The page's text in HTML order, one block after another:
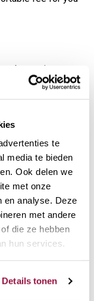
te
media te bieden
Ook delen we
met onze
en analyse. Deze
met andere
die ze hebben
hun services.
Details tonen
beweging te
en
de
van de basis